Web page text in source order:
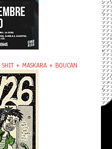
+ MASKARA + BOUCAN